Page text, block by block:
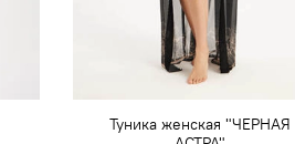
Туника женская "ЧЕРНАЯ